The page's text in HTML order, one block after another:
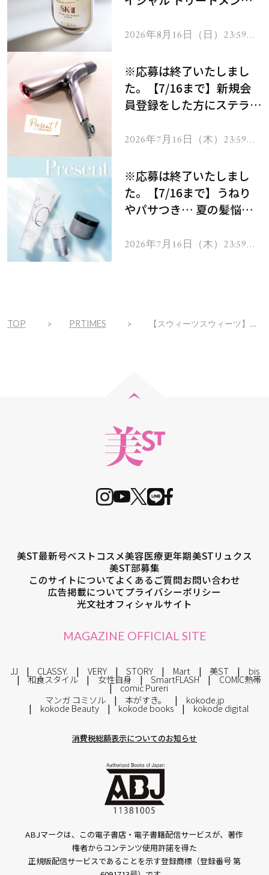
2026年8月16日（日）23:59ま
※応募は終了いたしまし
た。【7/16まで】新規会
員登録をした方にステラボ
ヘアドライヤー ジュエル
2026年7月16日（木）23:59ま
※応募は終了いたしまし
た。【7/16まで】うねり
やパサつき… 夏の髪悩み
ムを13名様にプレゼン
2026年7月16日（木）23:59ま
TOP PRTIMES 【スウィーツスウィーツ】高輝度ラメが華やかにきらめく、グリッターアイシャドウ2色を新発売。
美ST最新号ベストコスメ美容医療更年期美STリュクス
美ST部募集
このサイトについてよくあるご質問お問い合わせ
広告掲載についてプライバシーポリシー
光文社オフィシャルサイト
MAGAZINE OFFICIAL SITE
JJ CLASSY. VERY STORY Mart 美ST bis
和食スタイル 女性自身 SmartFLASH COMIC熱帯
comic Pureri
マンガ コミソル
本がすき。 kokode.jp
kokode Beauty kokode books kokode digital
消費税総額表示についてのお知らせ
ABJマークは、この電子書店・電子書籍配信サービスが、著作
権者からコンテンツ使用許諾を得た
正規版配信サービスであることを示す登録商標（登録番号 第